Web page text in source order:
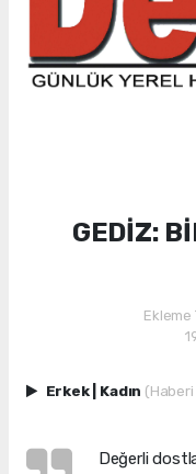
GEDİZ:
Ekleme
Erkek Kadın (Haberi
Değerli